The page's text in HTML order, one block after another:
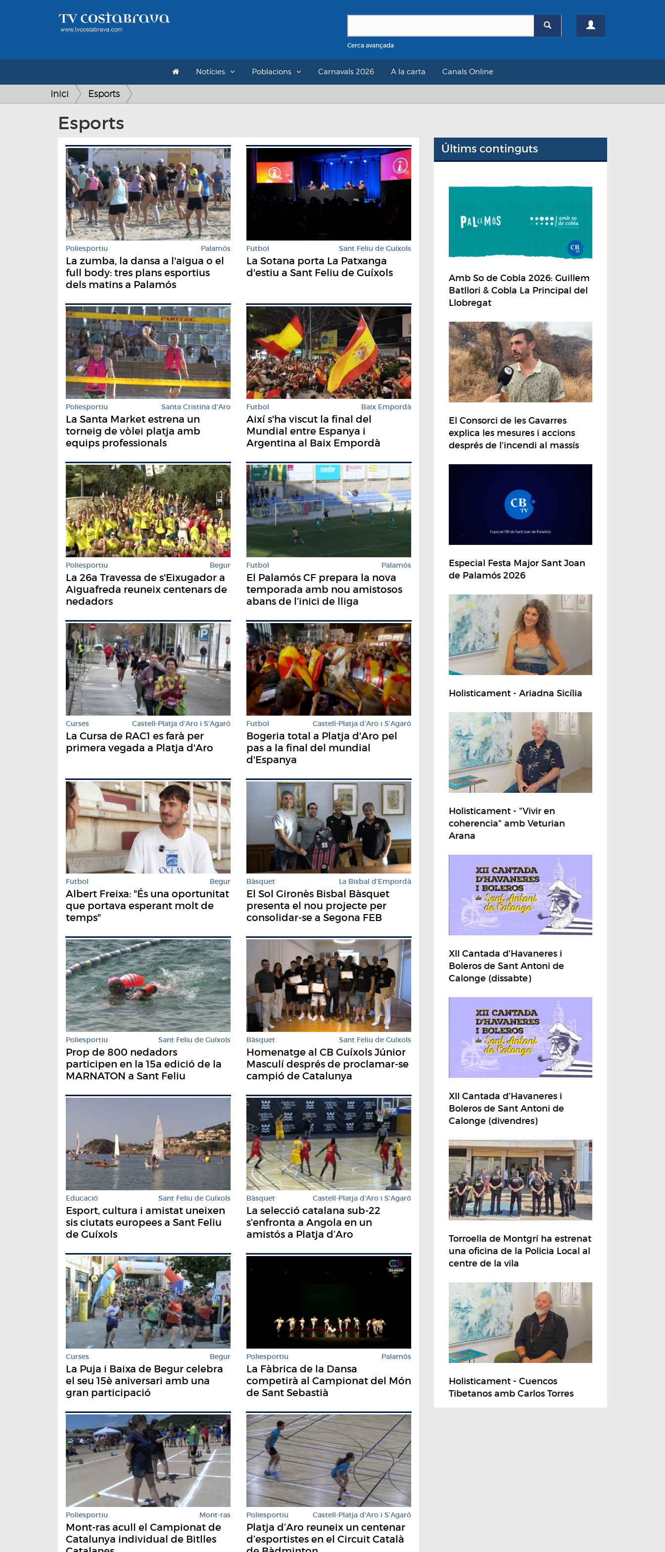
Cerca avançada
Notícies Poblacions Carnavals 2026 A la carta Canals Online
Inici Esports
Esports
Poliesportiu Palamós
La zumba, la dansa a l'aigua o el
full body: tres plans esportius
dels matins a Palamós
Futbol Sant Feliu de Guíxols
La Sotana porta La Patxanga
d'estiu a Sant Feliu de Guíxols
Poliesportiu Santa Cristina d'Aro
La Santa Market estrena un
torneig de vòlei platja amb
equips professionals
Futbol Baix Empordà
Així s'ha viscut la final del
Mundial entre Espanya i
Argentina al Baix Empordà
Poliesportiu Begur
La 26a Travessa de s'Eixugador a
Aiguafreda reuneix centenars de
nedadors
Futbol Palamós
El Palamós CF prepara la nova
temporada amb nou amistosos
abans de l’inici de lliga
Curses Castell-Platja d'Aro i S'Agaró
La Cursa de RAC1 es farà per
primera vegada a Platja d'Aro
Futbol Castell-Platja d'Aro i S'Agaró
Bogeria total a Platja d'Aro pel
pas a la final del mundial
d'Espanya
Futbol Begur
Albert Freixa: "És una oportunitat
que portava esperant molt de
temps"
Bàsquet La Bisbal d'Empordà
El Sol Gironès Bisbal Bàsquet
presenta el nou projecte per
consolidar-se a Segona FEB
Poliesportiu Sant Feliu de Guíxols
Prop de 800 nedadors
participen en la 15a edició de la
MARNATON a Sant Feliu
Bàsquet Sant Feliu de Guíxols
Homenatge al CB Guíxols Júnior
Masculí després de proclamar-se
campió de Catalunya
Educació Sant Feliu de Guíxols
Esport, cultura i amistat uneixen
sis ciutats europees a Sant Feliu
de Guíxols
Bàsquet Castell-Platja d'Aro i S'Agaró
La selecció catalana sub-22
s’enfronta a Angola en un
amistós a Platja d’Aro
Curses Begur
La Puja i Baixa de Begur celebra
el seu 15è aniversari amb una
gran participació
Poliesportiu Palamós
La Fàbrica de la Dansa
competirà al Campionat del Món
de Sant Sebastià
Poliesportiu Mont-ras
Mont-ras acull el Campionat de
Catalunya individual de Bitlles
Poliesportiu Castell-Platja d'Aro i S'Agaró
Platja d’Aro reuneix un centenar
d’esportistes en el Circuit Català
Últims continguts
Amb So de Cobla 2026: Guillem
Batllori & Cobla La Principal del
Llobregat
El Consorci de les Gavarres
explica les mesures i accions
després de l'incendi al massís
Especial Festa Major Sant Joan
de Palamós 2026
Holisticament - Ariadna Sicília
Holisticament - "Vivir en
coherencia" amb Veturian
Arana
XII Cantada d'Havaneres i
Boleros de Sant Antoni de
Calonge (dissabte)
XII Cantada d'Havaneres i
Boleros de Sant Antoni de
Calonge (divendres)
Torroella de Montgrí ha estrenat
una oficina de la Policia Local al
centre de la vila
Holisticament - Cuencos
Tibetanos amb Carlos Torres